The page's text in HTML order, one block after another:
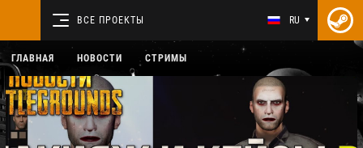
ВСЕ ПРОЕКТЫ RU
ГЛАВНАЯ НОВОСТИ СТРИМЫ